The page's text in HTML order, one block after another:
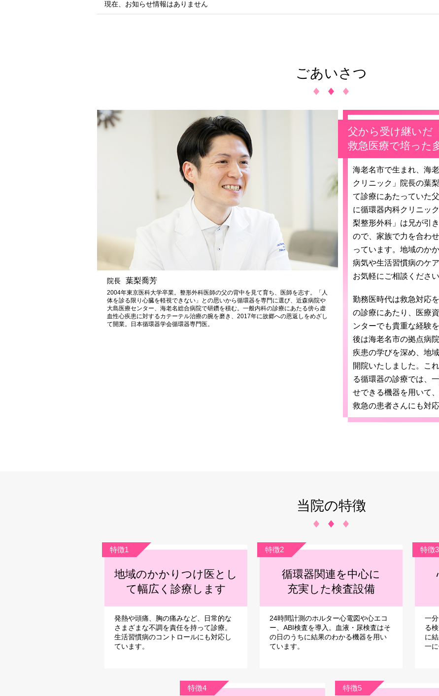
現在、お知らせ情報はありません
ごあいさつ
院長 葉梨喬芳
2004年東京医科大学卒業。整形外科医師の父の背中を見て育ち、医師を志す。「人
体を診る限り心臓を軽視できない」との思いから循環器を専門に選び、近森病院や
大島医療センター、海老名総合病院で研鑽を積む。一般内科の診療にあたる傍ら虚
血性心疾患に対するカテーテル治療の腕を磨き、2017年に故郷への恩返しをめざし
て開業。日本循環器学会循環器専門医。
父から受け継いだ
救急医療で培った
海老名市で生まれ、海
クリニック」院長の葉
て診療にあたっていた
に循環器内科クリニッ
梨整形外科」は兄が引
ので、家族で力を合わ
っています。地域のか
病気や生活習慣病のケ
お気軽にご相談ください
勤務医時代は救急対応
の診療にあたり、医療
ンターでも貴重な経験
後は海老名市の拠点病
疾患の学びを深め、地
開院いたしました。こ
る循環器の診療では、
せできる機器を用いて
救急の患者さんにも対
当院の特徴
特徴1
地域のかかりつけ医とし
て幅広く診療します
発熱や頭痛、胸の痛みなど、日常的な
さまざまな不調を責任を持って診療。
生活習慣病のコントロールにも対応し
ています。
特徴2
循環器関連を中心に
充実した検査設備
24時間計測のホルター心電図や心エコ
ー、ABI検査を導入。血液・尿検査はそ
の日のうちに結果のわかる機器を用い
ています。
特徴3
一
る
に
一
特徴4 特徴5